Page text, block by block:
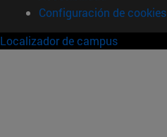
Configuración de cookies
Localizador de campus